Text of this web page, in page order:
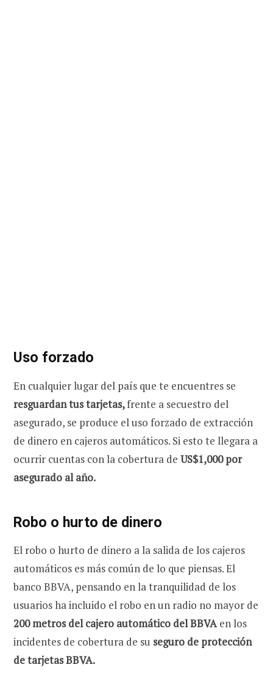
Uso forzado
En cualquier lugar del país que te encuentres se
resguardan tus tarjetas,frente a secuestro del
asegurado, se produce el uso forzado de extracción
de dinero en cajeros automáticos. Si esto te llegara a
ocurrir cuentas con la cobertura de US$1,000 por
asegurado al año.
Robo o hurto de dinero
El robo o hurto de dinero a la salida de los cajeros
automáticos es más común de lo que piensas. El
banco BBVA, pensando en la tranquilidad de los
usuarios ha incluido el robo en un radio no mayor de
200 metros del cajero automático del BBVAen los
incidentes de cobertura de su seguro de protección
de tarjetas BBVA.